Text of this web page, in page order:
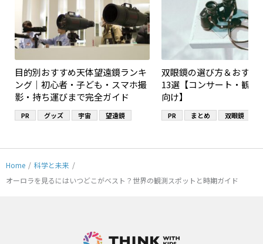
目的別おすすめ天体望遠鏡ランキ
ング｜初心者・子ども・スマホ撮
影・持ち運びまで完全ガイド
PR グッズ 宇宙 望遠鏡
双眼鏡の選び方＆おすす
13選【コンサート・観察
向け】
PR まとめ 双眼鏡
Home / 科学と未来 /
オーロラを見るにはいつどこがベスト？世界の観測スポットと時期ガイド